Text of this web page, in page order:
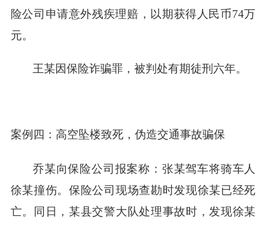
险公司申请意外残疾理赔，以期获得人民币74万
元。
王某因保险诈骗罪，被判处有期徒刑六年。
案例四：高空坠楼致死，伪造交通事故骗保
乔某向保险公司报案称：张某驾车将骑车人
徐某撞伤。保险公司现场查勘时发现徐某已经死
亡。同日，某县交警大队处理事故时，发现徐某